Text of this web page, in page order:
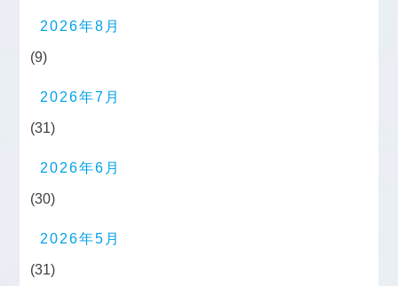
2026年8月
(9)
2026年7月
(31)
2026年6月
(30)
2026年5月
(31)